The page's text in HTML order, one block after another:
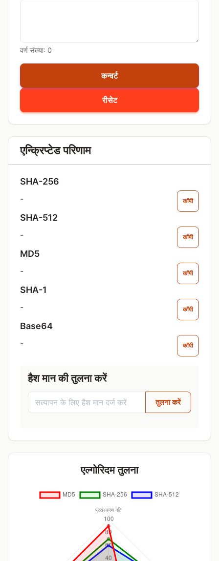
वर्ण संख्या: 0
रीसेट
कन्वर्ट
एन्क्रिप्टेड परिणाम
SHA-256
- कॉपी
SHA-512
- कॉपी
MD5
- कॉपी
SHA-1
- कॉपी
Base64
- कॉपी
हैश मान की तुलना करें
तुलना करें
एल्गोरिदम तुलना